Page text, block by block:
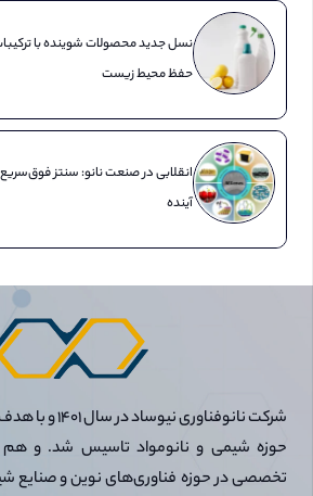
نسل جدید محصولات شوینده با
حفظ محیط زیست
آینده
شرکت
حوزه شیمی و نانومواد تاسیس شد. و هم
تخصصی در حوزه فناوری‌های نوین و صنایع